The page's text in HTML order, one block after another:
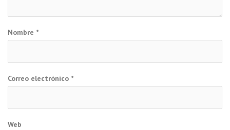
Nombre *
Correo electrónico *
Web